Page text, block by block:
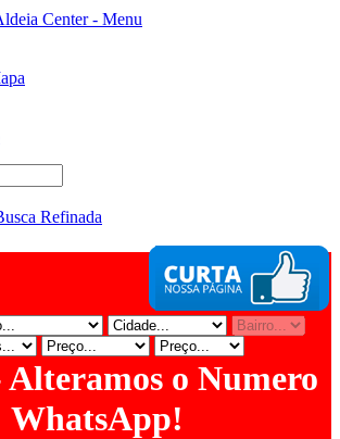
Center - Menu
Refinada
o Numero
WhatsApp!